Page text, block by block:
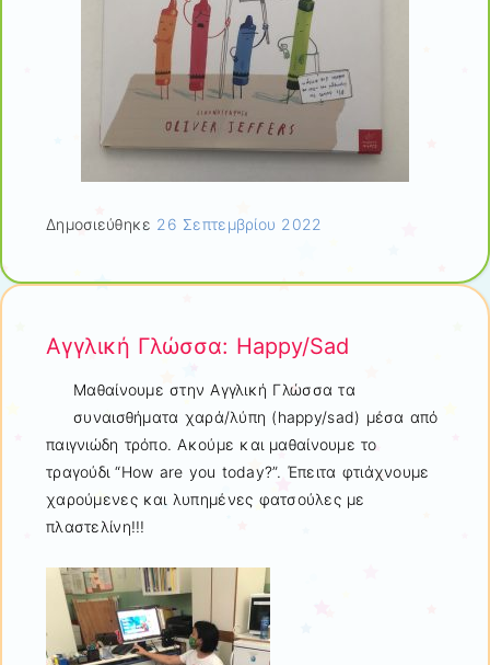
Δημοσιεύθηκε 26 Σεπτεμβρίου 2022
Αγγλική Γλώσσα: Happy/Sad
Μαθαίνουμε στην Αγγλική Γλώσσα τα
συναισθήματα χαρά/λύπη (happy/sad) μέσα από
παιγνιώδη τρόπο. Ακούμε και μαθαίνουμε το
τραγούδι “How are you today?”. Έπειτα φτιάχνουμε
χαρούμενες και λυπημένες φατσούλες με
πλαστελίνη!!!